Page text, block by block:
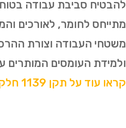
להבטיח סביבת עבודה
מתייחס לחומר, לאורכים
משטחי העבודה וצורת
ולמידת העומסים המותרים
קראו עוד על תקן 1139 חלק 1.